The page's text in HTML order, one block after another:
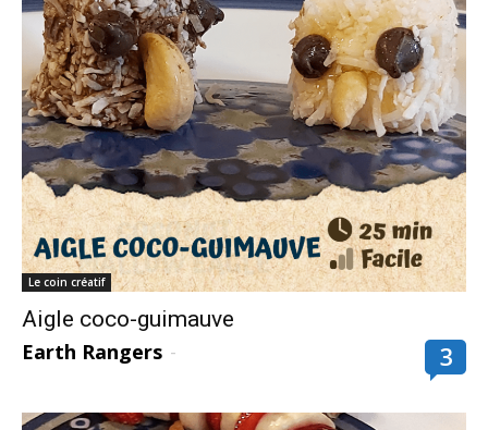
Le coin créatif
Aigle coco-guimauve
Earth Rangers - 3